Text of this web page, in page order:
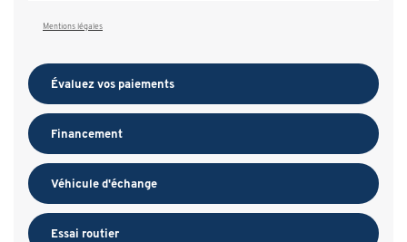
Mentions légales
Évaluez vos paiements
Financement
Véhicule d'échange
Essai routier